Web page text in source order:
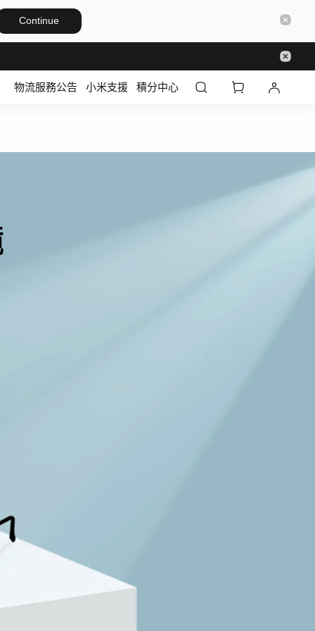
Continue
物流服務公告 小米支援 積分中心